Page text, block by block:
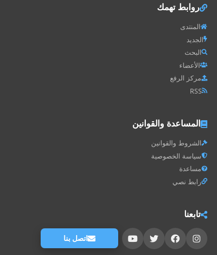
روابط تهمك
المنتدى
الجديد
البحث
الأعضاء
مركز الرفع
RSS
المساعدة والقوانين
الشروط والقوانين
سياسة الخصوصية
مساعدة
رابط نصي
تابعنا
اتصل بنا